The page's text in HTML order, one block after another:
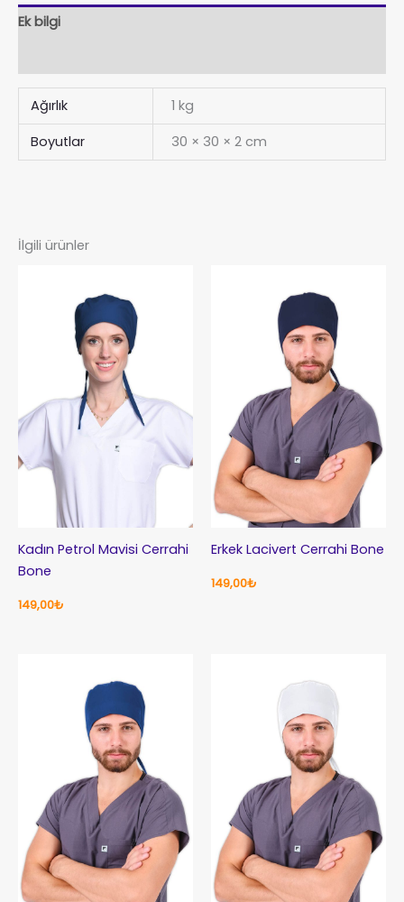
Ek bilgi
Ağırlık
1 kg
Boyutlar
30 × 30 × 2 cm
İlgili ürünler
Kadın Petrol Mavisi Cerrahi
Bone
149,00₺
Erkek Lacivert Cerrahi Bone
149,00₺